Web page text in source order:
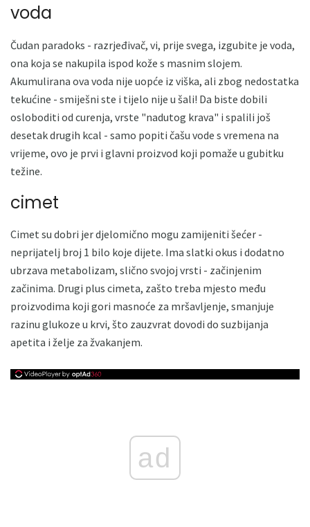
voda
Čudan paradoks - razrjeđivač, vi, prije svega, izgubite je voda,
ona koja se nakupila ispod kože s masnim slojem.
Akumulirana ova voda nije uopće iz viška, ali zbog nedostatka
tekućine - smiješni ste i tijelo nije u šali! Da biste dobili
osloboditi od curenja, vrste "nadutog krava" i spalili još
desetak drugih kcal - samo popiti čašu vode s vremena na
vrijeme, ovo je prvi i glavni proizvod koji pomaže u gubitku
težine.
cimet
Cimet su dobri jer djelomično mogu zamijeniti šećer -
neprijatelj broj 1 bilo koje dijete. Ima slatki okus i dodatno
ubrzava metabolizam, slično svojoj vrsti - začinjenim
začinima. Drugi plus cimeta, zašto treba mjesto među
proizvodima koji gori masnoće za mršavljenje, smanjuje
razinu glukoze u krvi, što zauzvrat dovodi do suzbijanja
apetita i želje za žvakanjem.
ad